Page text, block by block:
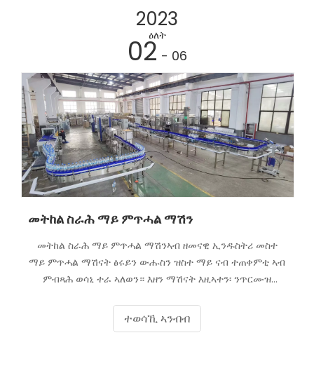
ብኸመይ ኣበርክቶ ከም ዝገብሩ ክንምርምር ኢና።
2023
ዕለት
02 - 06
መትከል ስራሕ ማይ ምጥሓል ማሽን
መትከል ስራሕ ማይ ምጥሓል ማሽንኣብ ዘመናዊ ኢንዱስትሪ መስተ
ማይ ምጥሓል ማሽናት ፅሩይን ውሑስን ዝስተ ማይ ናብ ተጠቀምቲ ኣብ
ምብጻሕ ወሳኒ ተራ ኣለወን። እዘን ማሽናት እዚኣተን፡ ንጥርሙዝ
ብትኽክል ሓላፍነት ኣለወን። ምርዳእ
ተወሳኺ ኣንብብ